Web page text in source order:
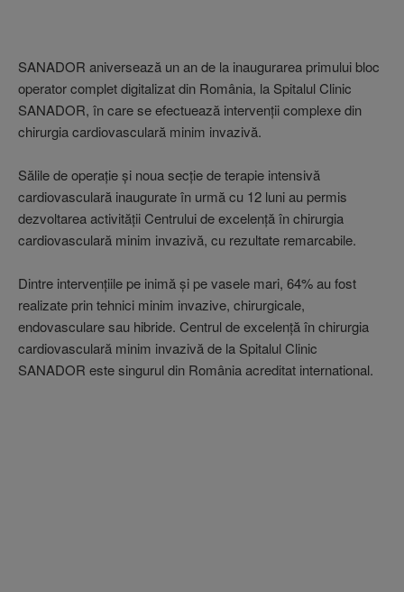
SANADOR aniversează un an de la inaugurarea primului bloc
operator complet digitalizat din România, la Spitalul Clinic
SANADOR, în care se efectuează intervenţii complexe din
chirurgia cardiovasculară minim invazivă.
Sălile de operaţie şi noua secţie de terapie intensivă
cardiovasculară inaugurate în urmă cu 12 luni au permis
dezvoltarea activităţii Centrului de excelenţă în chirurgia
cardiovasculară minim invazivă, cu rezultate remarcabile.
Dintre intervenţiile pe inimă şi pe vasele mari, 64% au fost
realizate prin tehnici minim invazive, chirurgicale,
endovasculare sau hibride. Centrul de excelenţă în chirurgia
cardiovasculară minim invazivă de la Spitalul Clinic
SANADOR este singurul din România acreditat international.